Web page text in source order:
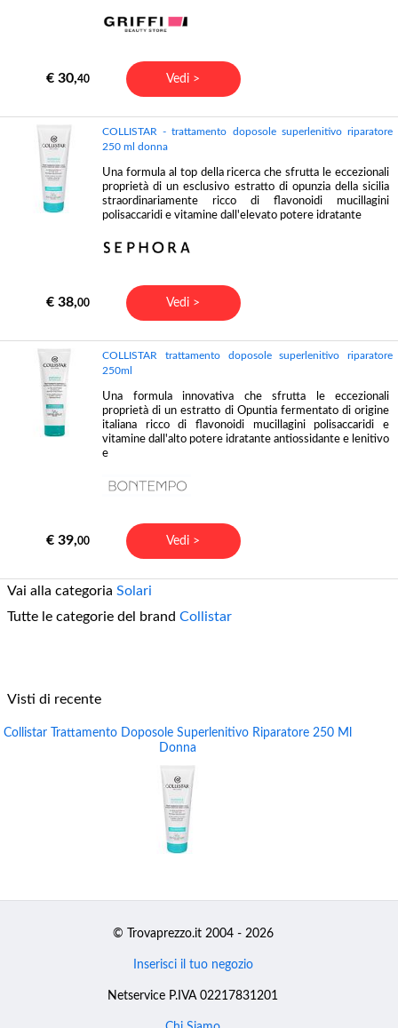
€ 30,40 Vedi >
COLLISTAR - trattamento doposole superlenitivo riparatore
250 ml donna
Una formula al top della ricerca che sfrutta le eccezionali
proprietà di un esclusivo estratto di opunzia della sicilia
straordinariamente ricco di flavonoidi mucillagini
polisaccaridi e vitamine dall'elevato potere idratante
€ 38,00 Vedi >
COLLISTAR trattamento doposole superlenitivo riparatore
250ml
Una formula innovativa che sfrutta le eccezionali
proprietà di un estratto di Opuntia fermentato di origine
italiana ricco di flavonoidi mucillagini polisaccaridi e
vitamine dall'alto potere idratante antiossidante e lenitivo
e
€ 39,00 Vedi >
Vai alla categoria Solari
Tutte le categorie del brand Collistar
Visti di recente
Collistar Trattamento Doposole Superlenitivo Riparatore 250 Ml
Donna
© Trovaprezzo.it 2004 - 2026
Inserisci il tuo negozio
Netservice P.IVA 02217831201